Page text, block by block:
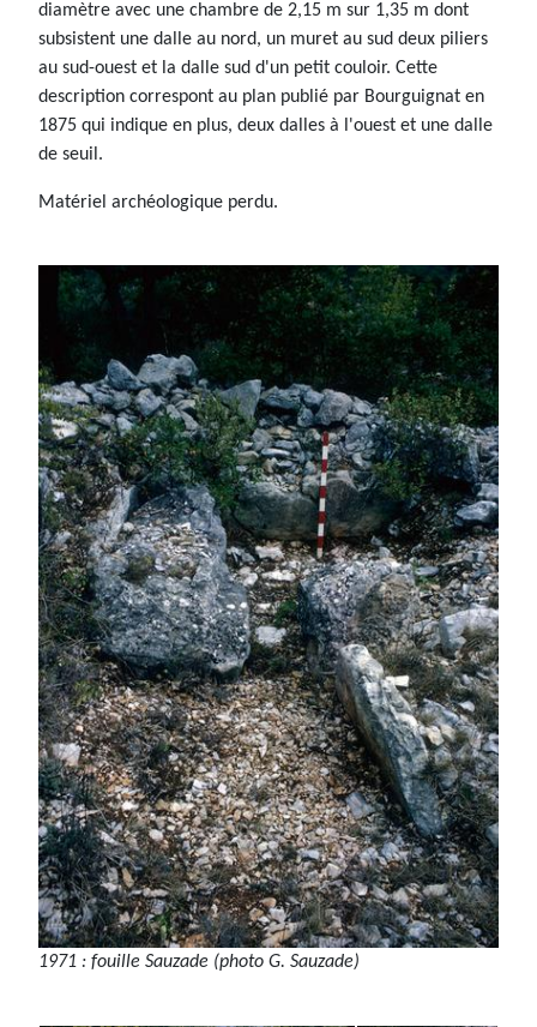
diamètre avec une chambre de 2,15 m sur 1,35 m dont
subsistent une dalle au nord, un muret au sud deux piliers
au sud-ouest et la dalle sud d'un petit couloir. Cette
description correspont au plan publié par Bourguignat en
1875 qui indique en plus, deux dalles à l'ouest et une dalle
de seuil.
Matériel archéologique perdu.
1971 : fouille Sauzade (photo G. Sauzade)